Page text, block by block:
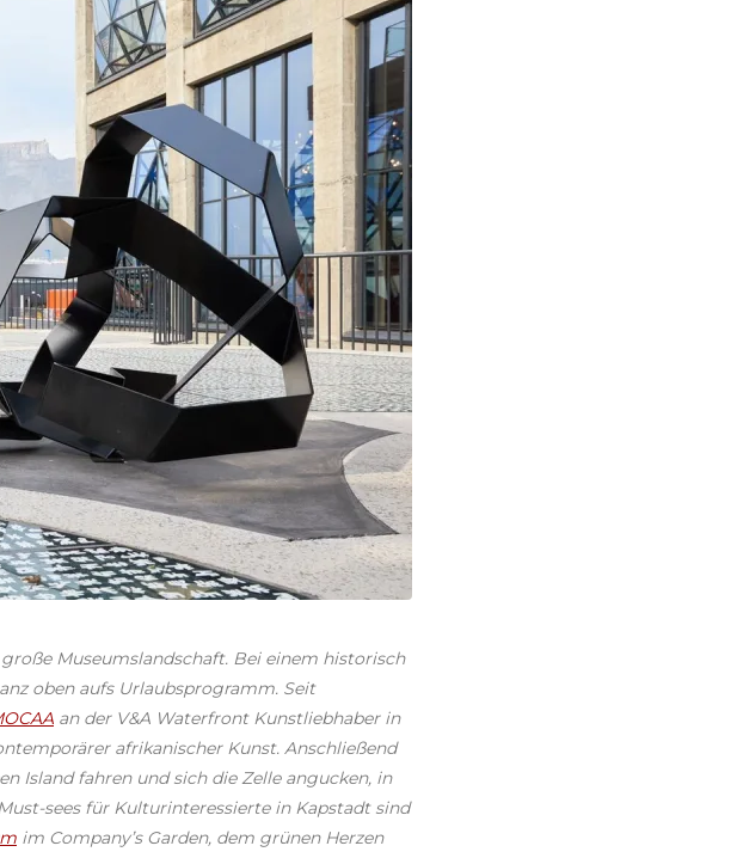
Museumslandschaft. Bei einem historisch
oben aufs Urlaubsprogramm. Seit
an der V&A Waterfront Kunstliebhaber in
afrikanischer Kunst. Anschließend
Island fahren und sich die Zelle angucken, in
sees für Kulturinteressierte in Kapstadt sind
im Company’s Garden, dem grünen Herzen